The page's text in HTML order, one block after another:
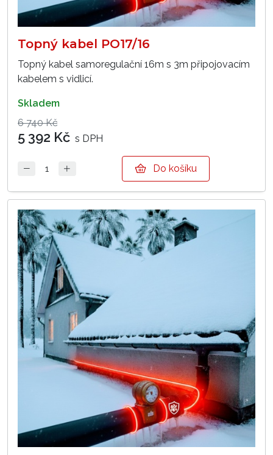
Topný kabel PO17/16
Topný kabel samoregulační 16m s 3m připojovacím
kabelem s vidlicí.
skladem
6 740 Kč
5 392 Kč s DPH
Do košíku